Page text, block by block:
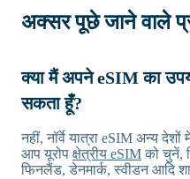
अक्सर पूछे जाने वाले
क्या मैं अपने eSIM का
सकता हूँ?
नहीं, नॉर्वे यात्रा eSIM अन्य
आप यूरोप क्षेत्रीय eSIMको चुनें,
फिनलैंड, डेनमार्क, स्वीडन आदि